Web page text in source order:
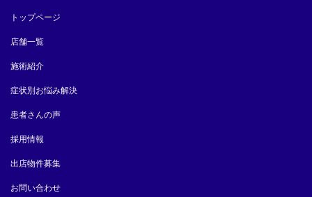
トップページ
店舗一覧
施術紹介
症状別お悩み解決
患者さんの声
採用情報
出店物件募集
お問い合わせ